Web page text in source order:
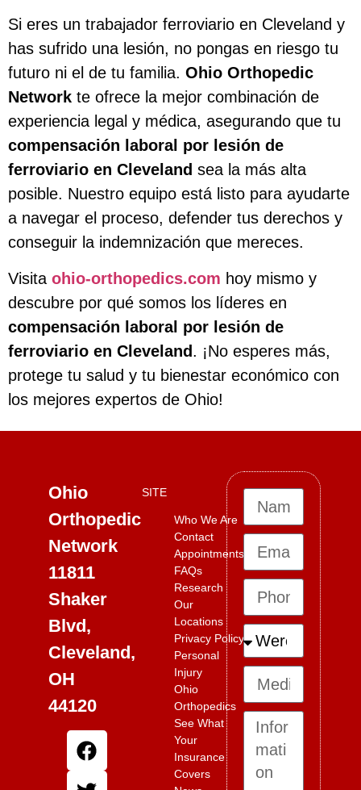
Si eres un trabajador ferroviario en Cleveland y
has sufrido una lesión, no pongas en riesgo tu
futuro ni el de tu familia. Ohio Orthopedic
Network te ofrece la mejor combinación de
experiencia legal y médica, asegurando que tu
compensación laboral por lesión de
ferroviario en Cleveland sea la más alta
posible. Nuestro equipo está listo para ayudarte
a navegar el proceso, defender tus derechos y
conseguir la indemnización que mereces.
Visita ohio-orthopedics.com hoy mismo y
descubre por qué somos los líderes en
compensación laboral por lesión de
ferroviario en Cleveland. ¡No esperes más,
protege tu salud y tu bienestar económico con
los mejores expertos de Ohio!
Ohio
Orthopedic
Network
11811
Shaker
Blvd,
Cleveland,
OH
44120
SITE
Who We Are
Contact
Appointments
FAQs
Research
Our
Locations
Privacy Policy
Personal
Injury
Ohio
Orthopedics
See What
Your
Insurance
Covers